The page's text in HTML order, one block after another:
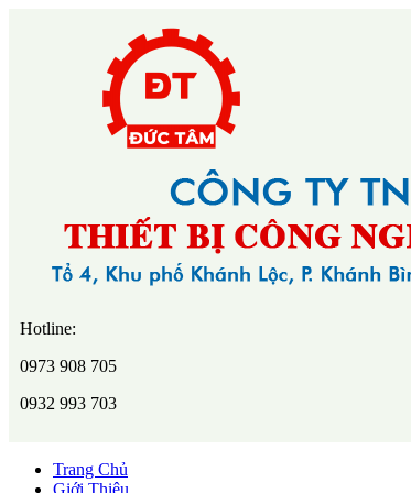
Hotline:
0973 908 705
0932 993 703
Trang Chủ
Giới Thiệu